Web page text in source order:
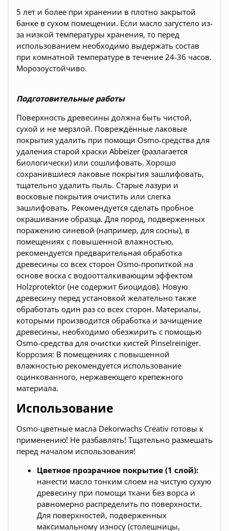
5 лет и более при хранении в плотно закрытой
банке в сухом помещении. Если масло загустело из-
за низкой температуры хранения, то перед
использованием необходимо выдержать состав
при комнатной температуре в течение 24-36 часов.
Морозоустойчиво.
Подготовительные работы
Поверхность древесины должна быть чистой,
сухой и не мерзлой. Повреждённые лаковые
покрытия удалить при помощи Osmo-средства для
удаления старой краски Abbeizer (разлагается
биологически) или сошлифовать. Хорошо
сохранившиеся лаковые покрытия зашлифовать,
тщательно удалить пыль. Старые лазури и
восковые покрытия очистить или слегка
зашлифовать. Рекомендуется сделать пробное
окрашивание образца. Для пород, подверженных
поражению синевой (например, для сосны), в
помещениях с повышенной влажностью,
рекомендуется предварительная обработка
древесины со всех сторон Osmo-пропиткой на
основе воска с водоотталкивающим эффектом
Holzprotektor (не содержит биоцидов). Новую
древесину перед установкой желательно также
обработать один раз со всех сторон. Материалы,
которыми производится обработка и зачищение
древесины, необходимо обезжирить с помощью
Osmo-средства для очистки кистей Pinselreiniger.
Коррозия: В помещениях с повышенной
влажностью рекомендуется использование
оцинкованного, нержавеющего крепежного
материала.
Использование
Osmo-цветные масла Dekorwachs Creativ готовы к
применению! Не разбавлять! Тщательно размешать
перед началом использования!
Цветное прозрачное покрытие (1 слой):
нанести масло тонким слоем на чистую сухую
древесину при помощи ткани без ворса и
равномерно распределить по поверхности.
Для поверхностей, подверженных
максимальному износу (столешницы,